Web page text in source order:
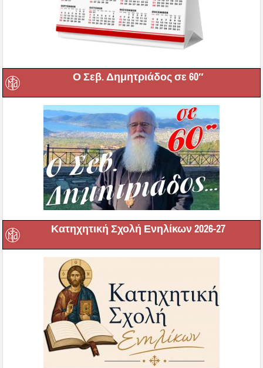
Ο Σεβ. Δημητριάδος σε 60″
Κατηχητική Σχολή Ενηλίκων 2026-27